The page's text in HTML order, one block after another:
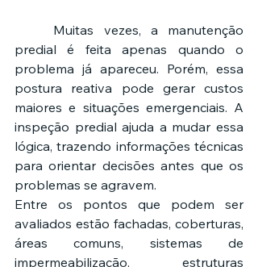
predial é feita apenas quando o
problema já apareceu. Porém, essa
postura reativa pode gerar custos
maiores e situações emergenciais. A
inspeção predial ajuda a mudar essa
lógica, trazendo informações técnicas
para orientar decisões antes que os
problemas se agravem.
Entre os pontos que podem ser
avaliados estão fachadas, coberturas,
áreas comuns, sistemas de
impermeabilização, estruturas